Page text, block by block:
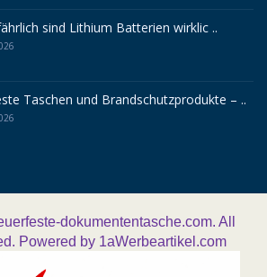
sind Lithium Batterien wirklic ..
Taschen und Brandschutzprodukte – ..
dokumententasche.com. All
Powered by 1aWerbeartikel.com